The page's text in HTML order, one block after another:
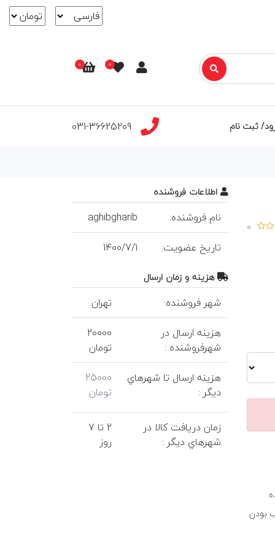
0
0
ثبت نام 031-36625209
0
بودن
اطلاعات فروشنده
نام فروشنده:
aghibgharib
تاريخ عضويت:
1400/7/1
هزينه و زمان ارسال
شهر فروشنده:
تهران
هزينه ارسال در
شهرفروشنده :
20000
تومان
هزينه ارسال تا شهرهاي
ديگر :
25000
تومان
زمان دريافت کالا در
شهرهاي ديگر :
2 تا 7
روز